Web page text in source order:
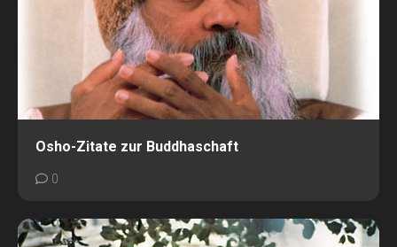
Osho-Zitate zur Buddhaschaft
0